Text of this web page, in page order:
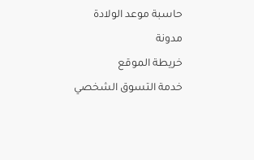
حاسبة موعد الولادة
مدونة
خريطة الموقع
خدمة التسوق الشخصي